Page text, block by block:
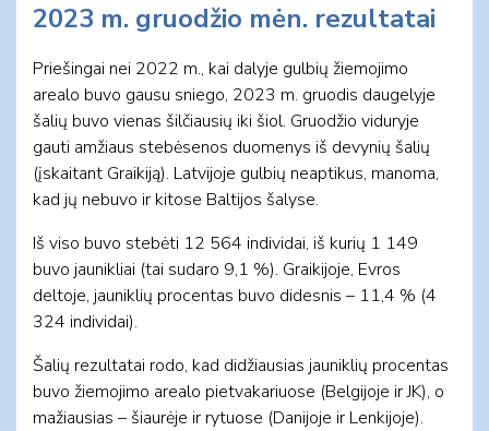
2023 m. gruodžio mėn. rezultatai
Priešingai nei 2022 m., kai dalyje gulbių žiemojimo
arealo buvo gausu sniego, 2023 m. gruodis daugelyje
šalių buvo vienas šilčiausių iki šiol. Gruodžio viduryje
gauti amžiaus stebėsenos duomenys iš devynių šalių
(įskaitant Graikiją). Latvijoje gulbių neaptikus, manoma,
kad jų nebuvo ir kitose Baltijos šalyse.
Iš viso buvo stebėti 12 564 individai, iš kurių 1 149
buvo jaunikliai (tai sudaro 9,1 %). Graikijoje, Evros
deltoje, jauniklių procentas buvo didesnis – 11,4 % (4
324 individai).
Šalių rezultatai rodo, kad didžiausias jauniklių procentas
buvo žiemojimo arealo pietvakariuose (Belgijoje ir JK), o
mažiausias – šiaurėje ir rytuose (Danijoje ir Lenkijoje).